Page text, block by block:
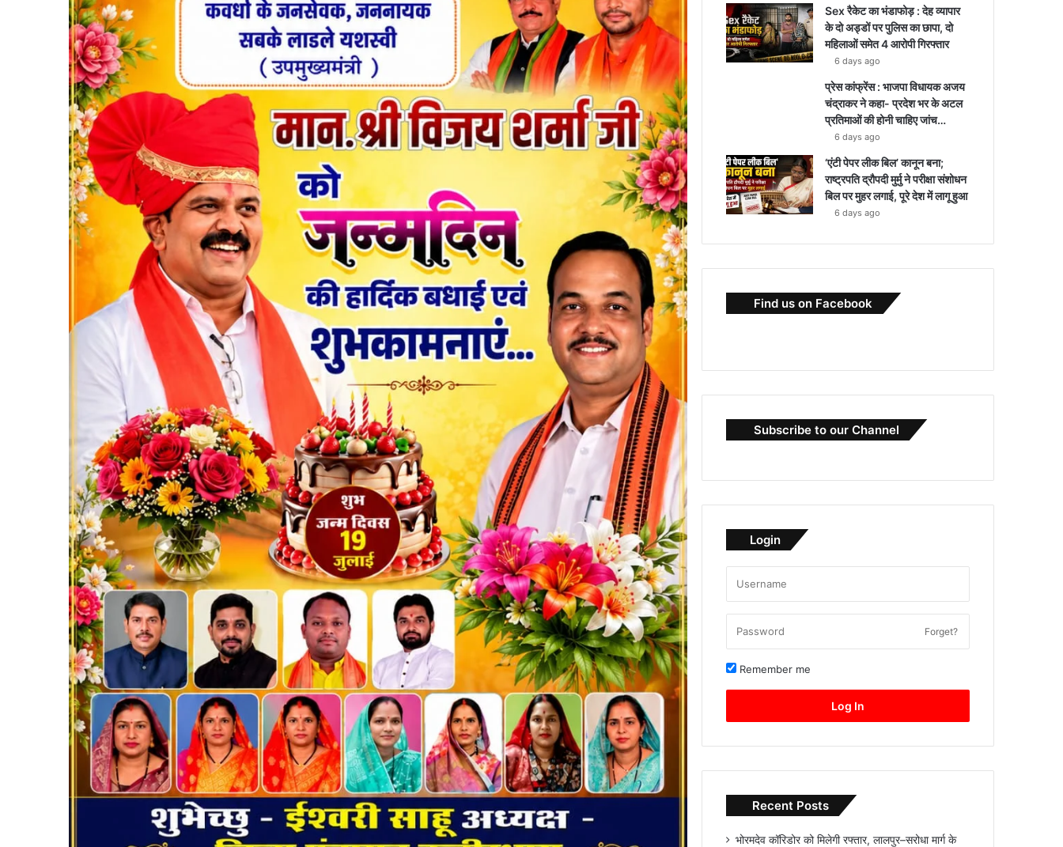
Sex रैकेट का भंडाफोड़ : देह व्यापार
के दो अड्डों पर पुलिस का छापा, दो
महिलाओं समेत 4 आरोपी गिरफ्तार
6 days ago
प्रेस कांफ्रेंस : भाजपा विधायक अजय
चंद्राकर ने कहा- प्रदेश भर के अटल
प्रतिमाओं की होनी चाहिए जांच…
6 days ago
‘एंटी पेपर लीक बिल’ कानून बना;
राष्ट्रपति द्रौपदी मुर्मु ने परीक्षा संशोधन
बिल पर मुहर लगाई, पूरे देश में लागू हुआ
6 days ago
Find us on Facebook
Subscribe to our Channel
Login
Forget?
Remember me
Log In
Recent Posts
भोरमदेव कॉरिडोर को मिलेगी रफ्तार, लालपुर–सरोधा मार्ग के